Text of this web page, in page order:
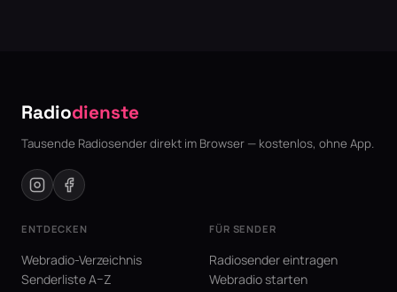
Radiodienste
Tausende Radiosender direkt im Browser — kostenlos, ohne App.
ENTDECKEN
Webradio-Verzeichnis
Senderliste A–Z
FÜR SENDER
Radiosender eintragen
Webradio starten